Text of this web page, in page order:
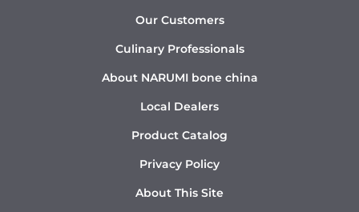
Our Customers
Culinary Professionals
About NARUMI bone china
Local Dealers
Product Catalog
Privacy Policy
About This Site